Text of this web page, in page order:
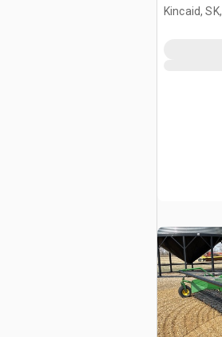
Kincaid,